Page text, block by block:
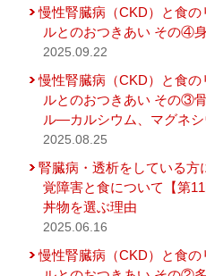
慢性腎臓病（CKD）と食
ルとのおつきあい その④
2025.09.22
慢性腎臓病（CKD）と食
ルとのおつきあい その③
ル―カルシウム、マグネ
2025.08.25
腎臓病・透析をしている方
覚障害と食について【第
丼物を選ぶ理由
2025.06.16
慢性腎臓病（CKD）と食